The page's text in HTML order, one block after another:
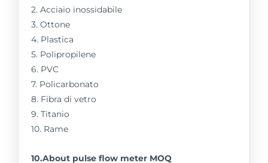
2. Acciaio inossidabile
3. Ottone
4. Plastica
5. Polipropilene
6. PVC
7. Policarbonato
8. Fibra di vetro
9. Titanio
10. Rame
10.About pulse flow meter MOQ